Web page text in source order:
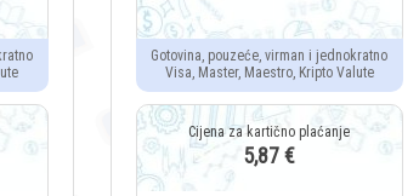
Gotovina, pouzeće, virman i jednokratno
Visa, Master, Maestro, Kripto Valute
5,87 €